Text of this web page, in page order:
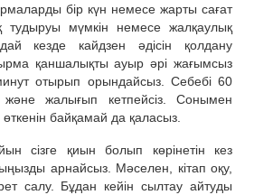
бір күн немесе жарты сағат
тудыруы мүмкін немесе жалқаулық
кезде кайдзен әдісін қолдану
қаншалықты ауыр әрі жағымсыз
отырып орындайсыз. Себебі 60
жалығып кетпейсіз. Сонымен
байқамай да қаласыз.
сізге қиын болып көрінетін кез
арнайсыз. Мәселен, кітап оқу,
салу. Бұдан кейін сылтау айтуды